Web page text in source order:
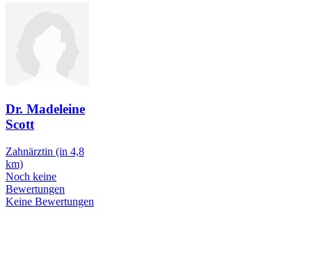
Dr. Madeleine
Scott
Zahnärztin (in 4,8
km)
Noch keine
Bewertungen
Keine Bewertungen